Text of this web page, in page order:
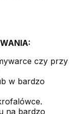
czy przy
w bardzo
na bardzo